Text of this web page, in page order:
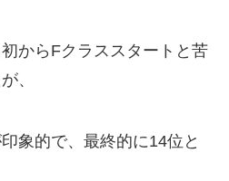
からFクラススタートと苦
、
象的で、最終的に14位と